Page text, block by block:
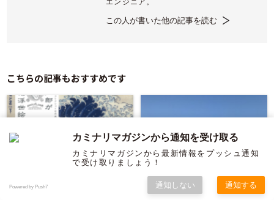
この人が書いた他の記事を読む
こちらの記事もおすすめです
カミナリマガジンから通知を受け取る
カミナリマガジンから最新情報をプッシュ通知
で受け取りましょう！
Powered by Push7 通知しない 通知する